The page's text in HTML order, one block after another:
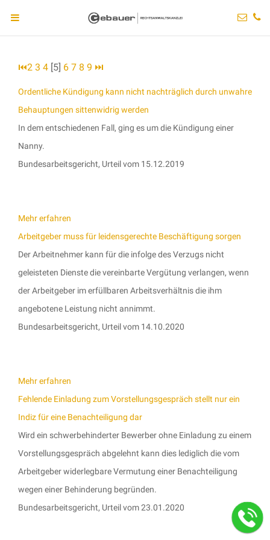
⏮2 3 4 [5] 6 7 8 9 ⏭
Ordentliche Kündigung kann nicht nachträglich durch unwahre
Behauptungen sittenwidrig werden
In dem entschiedenen Fall, ging es um die Kündigung einer
Nanny.
Bundesarbeitsgericht, Urteil vom 15.12.2019
Mehr erfahren
Arbeitgeber muss für leidensgerechte Beschäftigung sorgen
Der Arbeitnehmer kann für die infolge des Verzugs nicht
geleisteten Dienste die vereinbarte Vergütung verlangen, wenn
der Arbeitgeber im erfüllbaren Arbeitsverhältnis die ihm
angebotene Leistung nicht annimmt.
Bundesarbeitsgericht, Urteil vom 14.10.2020
Mehr erfahren
Fehlende Einladung zum Vorstellungsgespräch stellt nur ein
Indiz für eine Benachteiligung dar
Wird ein schwerbehinderter Bewerber ohne Einladung zu einem
Vorstellungsgespräch abgelehnt kann dies lediglich die vom
Arbeitgeber widerlegbare Vermutung einer Benachteiligung
wegen einer Behinderung begründen.
Bundesarbeitsgericht, Urteil vom 23.01.2020